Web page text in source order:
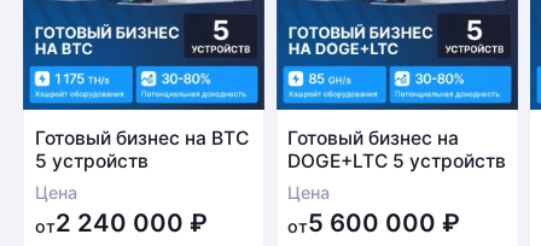
Готовый бизнес на BTC
5 устройств
Цена
от2 240 000 ₽
Готовый бизнес на
DOGE+LTC 5 устройств
Цена
от5 600 000₽